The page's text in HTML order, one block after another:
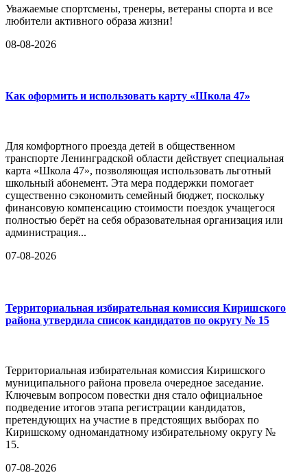
Уважаемые спортсмены, тренеры, ветераны спорта и все
любители активного образа жизни!
08-08-2026
Как оформить и использовать карту «Школа 47»
Для комфортного проезда детей в общественном
транспорте Ленинградской области действует специальная
карта «Школа 47», позволяющая использовать льготный
школьный абонемент. Эта мера поддержки помогает
существенно сэкономить семейный бюджет, поскольку
финансовую компенсацию стоимости поездок учащегося
полностью берёт на себя образовательная организация или
администрация...
07-08-2026
Территориальная избирательная комиссия Киришского
района утвердила список кандидатов по округу № 15
Территориальная избирательная комиссия Киришского
муниципального района провела очередное заседание.
Ключевым вопросом повестки дня стало официальное
подведение итогов этапа регистрации кандидатов,
претендующих на участие в предстоящих выборах по
Киришскому одномандатному избирательному округу №
15.
07-08-2026